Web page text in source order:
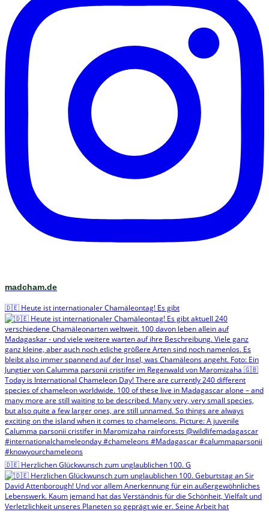
madcham.de
🇩🇪 Heute ist internationaler Chamäleontag! Es gibt
🇩🇪 Herzlichen Glückwunsch zum unglaublichen 100. G